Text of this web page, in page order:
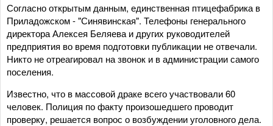
Согласно открытым данным, единственная птицефабрика в
Приладожском - "Синявинская". Телефоны генерального
директора Алексея Беляева и других руководителей
предприятия во время подготовки публикации не отвечали.
Никто не отреагировал на звонок и в администрации самого
поселения.
Известно, что в массовой драке всего участвовали 60
человек. Полиция по факту произошедшего проводит
проверку, решается вопрос о возбуждении уголовного дела.